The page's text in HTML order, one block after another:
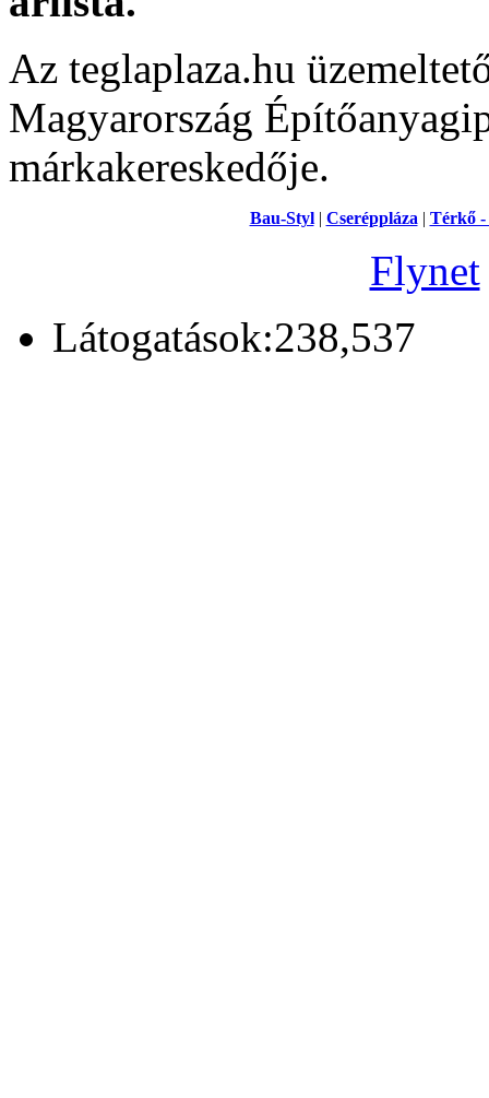
Az teglaplaza.hu
Magyarország
márkakereskedője.
Bau-Styl| Cseréppláza | Térkő -
Flynet
Látogatások:238,537